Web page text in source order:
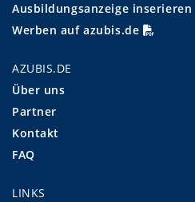
Ausbildungsanzeige inserieren
Werben auf azubis.de
AZUBIS.DE
Über uns
Partner
Kontakt
FAQ
LINKS